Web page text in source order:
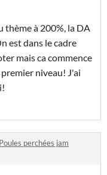
thème à 200%, la DA
est dans le cadre
mais ca commence
niveau! J'ai
Poules perchées jam